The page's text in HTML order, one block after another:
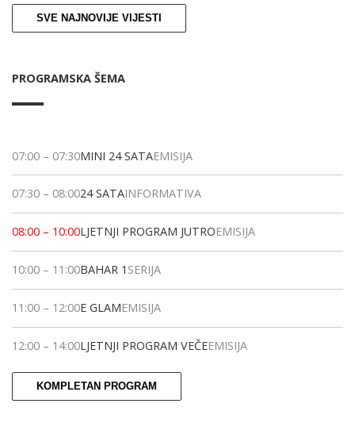
SVE NAJNOVIJE VIJESTI
PROGRAMSKA ŠEMA
07:00 – 07:30MINI 24 SATAEMISIJA
07:30 – 08:0024 SATAINFORMATIVA
08:00 – 10:00LJETNJI PROGRAM JUTROEMISIJA
10:00 – 11:00BAHAR 1 SERIJA
11:00 – 12:00E GLAMEMISIJA
12:00 – 14:00LJETNJI PROGRAM VEČEEMISIJA
KOMPLETAN PROGRAM